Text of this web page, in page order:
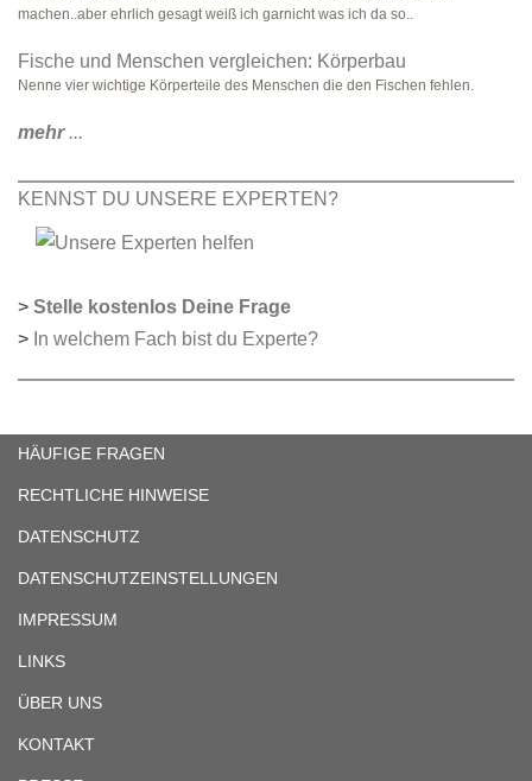
machen..aber ehrlich gesagt weiß ich garnicht was ich da so..
Fische und Menschen vergleichen: Körperbau
Nenne vier wichtige Körperteile des Menschen die den Fischen fehlen.
mehr...
KENNST DU UNSERE EXPERTEN?
> Stelle kostenlos Deine Frage
> In welchem Fach bist du Experte?
HÄUFIGE FRAGEN
RECHTLICHE HINWEISE
DATENSCHUTZ
DATENSCHUTZEINSTELLUNGEN
IMPRESSUM
LINKS
ÜBER UNS
KONTAKT